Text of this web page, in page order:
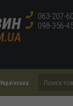
063-207-
098-356-
Українська